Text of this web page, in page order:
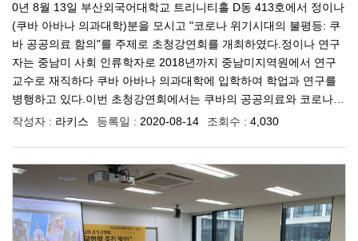
0년 8월 13일 부산외국어대학교 트리니티홀 D동 413호에서 정이나
(쿠바 아바나 의과대학)분을 모시고 "코로나 위기시대의 불평등: 쿠
바 공공의료 함의"를 주제로 초청강연회를 개최하였다.정이나 연구
자는 중남미 사회 인류학자로 2018년까지 중남미지역원에서 연구
교수로 재직하다 쿠바 아바나 의과대학에 입학하여 학업과 연구를
병행하고 있다.이번 초청강연회에서는 쿠바의 공공의료와 코로나…
작성자 : 라키스 등록일 : 2020-08-14 조회수 : 4,030